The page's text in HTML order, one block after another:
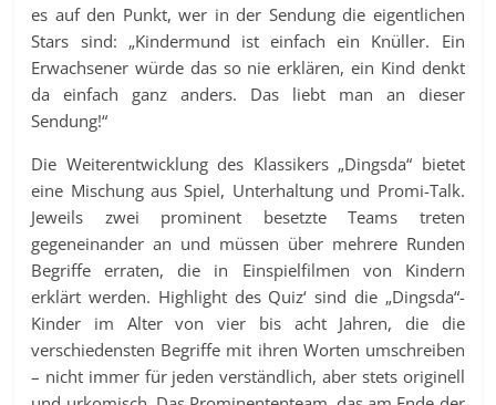
es auf den Punkt, wer in der Sendung die eigentlichen
Stars sind: „Kindermund ist einfach ein Knüller. Ein
Erwachsener würde das so nie erklären, ein Kind denkt
da einfach ganz anders. Das liebt man an dieser
Sendung!“
Die Weiterentwicklung des Klassikers „Dingsda“ bietet
eine Mischung aus Spiel, Unterhaltung und Promi-Talk.
Jeweils zwei prominent besetzte Teams treten
gegeneinander an und müssen über mehrere Runden
Begriffe erraten, die in Einspielfilmen von Kindern
erklärt werden. Highlight des Quiz‘ sind die „Dingsda“-
Kinder im Alter von vier bis acht Jahren, die die
verschiedensten Begriffe mit ihren Worten umschreiben
– nicht immer für jeden verständlich, aber stets originell